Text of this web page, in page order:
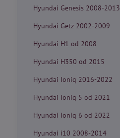
Hyundai Genesis 2008-2013
Hyundai Getz 2002-2009
Hyundai H1 od 2008
Hyundai H350 od 2015
Hyundai Ioniq 2016-2022
Hyundai Ioniq 5 od 2021
Hyundai Ioniq 6 od 2022
Hyundai i10 2008-2014